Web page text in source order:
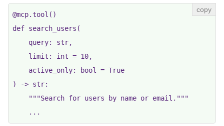
@mcp.tool()
def search_users(
    query: str,
    limit: int = 10,
    active_only: bool = True
) -> str:
    """Search for users by name or email."""
    ...